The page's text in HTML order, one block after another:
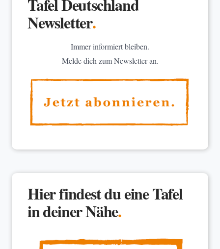
Tafel Deutschland
Newsletter.
Immer informiert bleiben.
Melde dich zum Newsletter an.
Hier findest du eine Tafel
in deiner Nähe.